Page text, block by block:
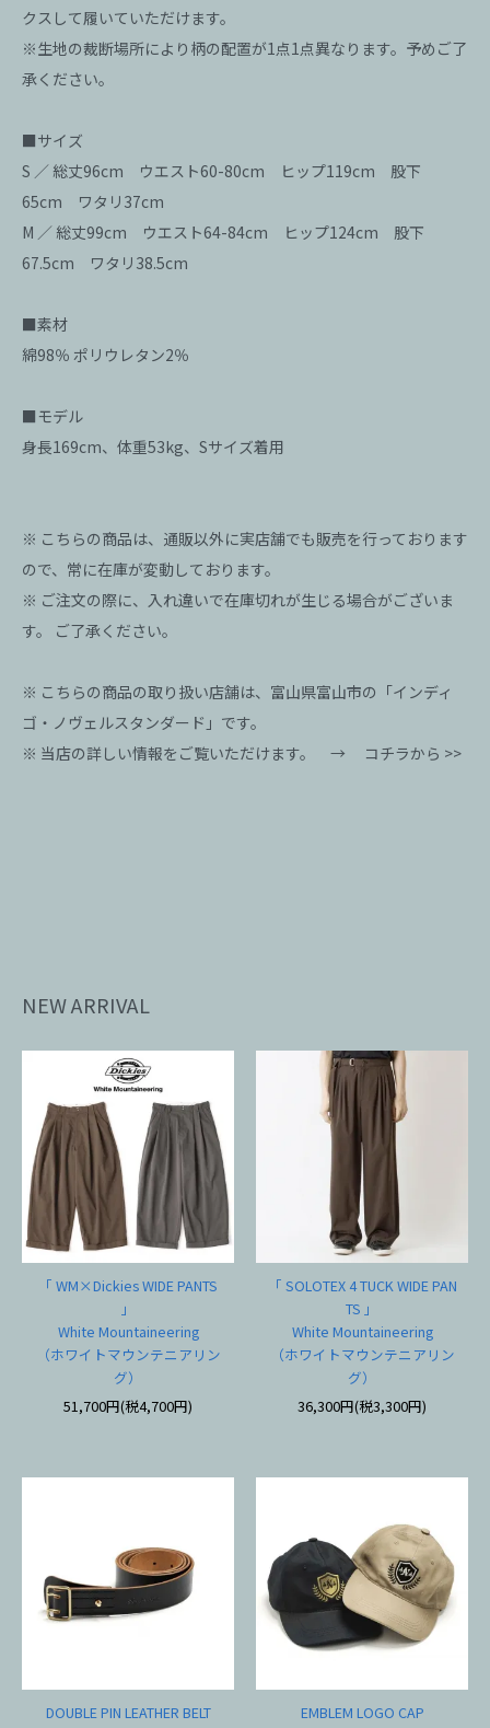
クスして履いていただけます。
※生地の裁断場所により柄の配置が1点1点異なります。予めご了
承ください。
■サイズ
S ／ 総丈96cm ウエスト60-80cm ヒップ119cm 股下
65cm ワタリ37cm
M ／ 総丈99cm ウエスト64-84cm ヒップ124cm 股下
67.5cm ワタリ38.5cm
■素材
綿98％ ポリウレタン2％
■モデル
身長169cm、体重53kg、Sサイズ着用
※ こちらの商品は、通販以外に実店舗でも販売を行っております
ので、常に在庫が変動しております。
※ ご注文の際に、入れ違いで在庫切れが生じる場合がございま
す。 ご了承ください。
※ こちらの商品の取り扱い店舗は、富山県富山市の「インディ
ゴ・ノヴェルスタンダード」です。
※ 当店の詳しい情報をご覧いただけます。 → コチラから >>
NEW ARRIVAL
「 WM×Dickies WIDE PANTS
」
White Mountaineering
（ホワイトマウンテニアリン
グ）
51,700円(税4,700円)
「 SOLOTEX 4 TUCK WIDE PAN
TS 」
White Mountaineering
（ホワイトマウンテニアリン
グ）
36,300円(税3,300円)
DOUBLE PIN LEATHER BELT
EMBLEM LOGO CAP